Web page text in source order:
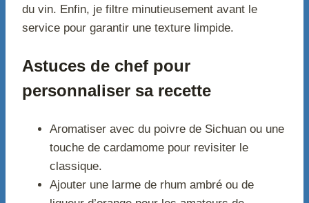
du vin. Enfin, je filtre minutieusement avant le
service pour garantir une texture limpide.
Astuces de chef pour
personnaliser sa recette
Aromatiser avec du poivre de Sichuan ou une
touche de cardamome pour revisiter le
classique.
Ajouter une larme de rhum ambré ou de